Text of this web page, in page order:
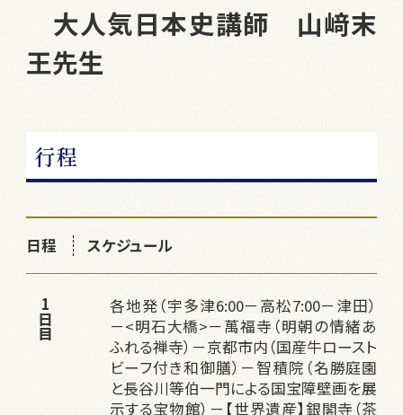
大人気日本史講師 山﨑末
王先生
行程
日程 スケジュール
1日目
各地発（宇多津6:00－高松7:00－津田）
－<明石大橋>－萬福寺（明朝の情緒あ
ふれる禅寺）－京都市内（国産牛ロースト
ビーフ付き和御膳）－智積院（名勝庭園
と長谷川等伯一門による国宝障壁画を展
示する宝物館）－【世界遺産】銀閣寺（茶